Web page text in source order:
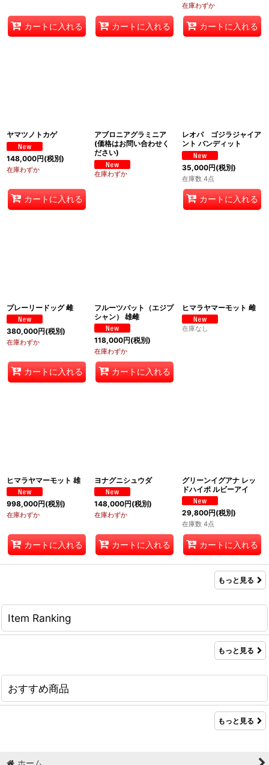
カートに入れる カートに入れる
在庫わずか
カートに入れる
ヤマツノトカゲ
148,000円(税別)
在庫わずか
カートに入れる
アブロニアグラミニア
(価格はお問い合わせく
ださい)
在庫わずか
レオパ ゴジラジャイア
ント バンディット
35,000円(税別)
在庫数 4点
カートに入れる
プレーリードッグ 雌
380,000円(税別)
在庫わずか
カートに入れる
フルーツバット（エジプ
シャン） 雄雌
118,000円(税別)
在庫わずか
カートに入れる
ヒマラヤマーモット 雌
在庫なし
ヒマラヤマーモット 雄
998,000円(税別)
在庫わずか
カートに入れる
ヨナグニシュウダ
148,000円(税別)
在庫わずか
カートに入れる
グリーンイグアナ レッ
ドハイポ ルビーアイ
29,800円(税別)
在庫数 4点
カートに入れる
もっと見る
Item Ranking
もっと見る
おすすめ商品
もっと見る
ホーム